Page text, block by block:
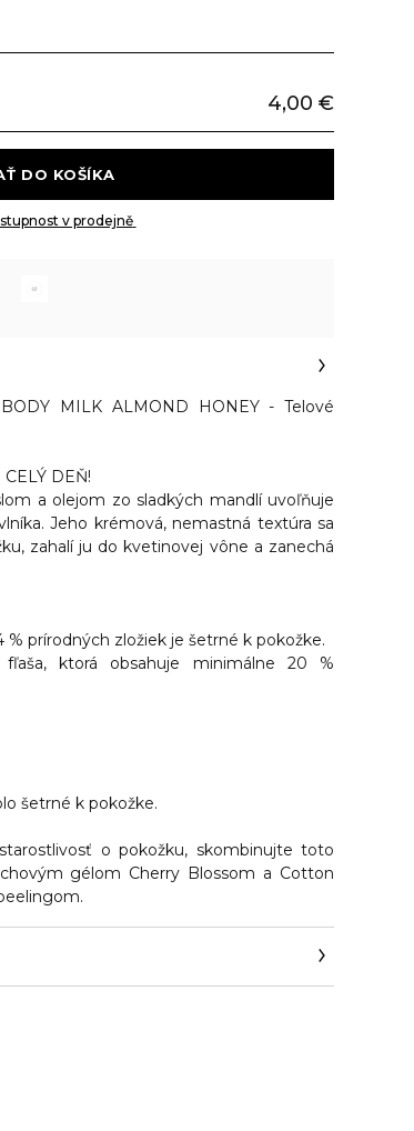
4,00 €
Ověřit dostupnost v prodejně
MILK ALMOND HONEY - Telové
DEŇ!
a olejom zo sladkých mandlí uvoľňuje
Jeho krémová, nemastná textúra sa
zahalí ju do kvetinovej vône a zanechá
prírodných zložiek je šetrné k pokožke.
ktorá obsahuje minimálne 20 %
šetrné k pokožke.
o pokožku, skombinujte toto
gélom Cherry Blossom a Cotton